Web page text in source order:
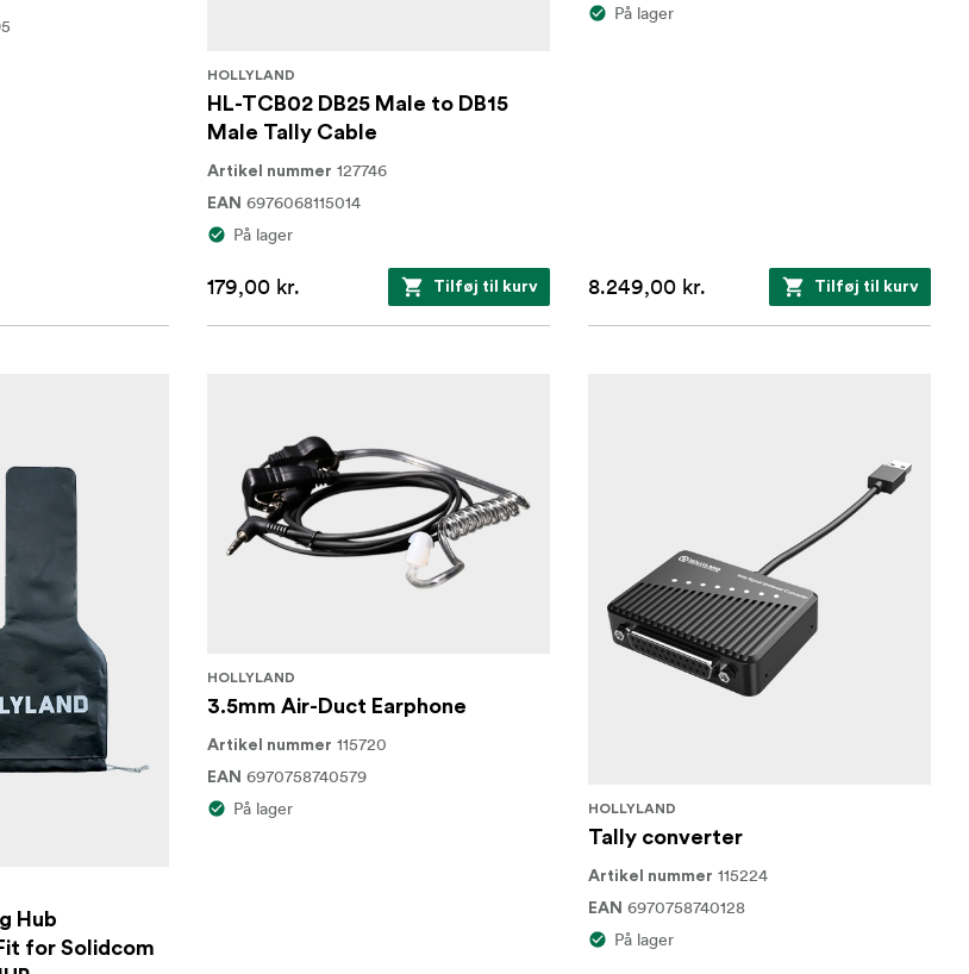
HOLLYLAND
HL-TCB02 DB25 Male to DB15
Male Tally Cable
Artikel nummer 127746
EAN 6976068115014
På lager
179,00 kr. Tilføj til kurv
På lager
8.249,00 kr. Tilføj til kurv
Hub
for Solidcom
HOLLYLAND
3.5mm Air-Duct Earphone
Artikel nummer 115720
EAN 6970758740579
På lager
HOLLYLAND
Tally converter
Artikel nummer 115224
EAN 6970758740128
På lager